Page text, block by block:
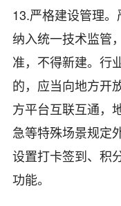
13.严格建设管理
纳入统一技术监管
准，不得新建。行
的，应当向地方开
方平台互联互通，
急等特殊场景规定
设置打卡签到、积
功能。